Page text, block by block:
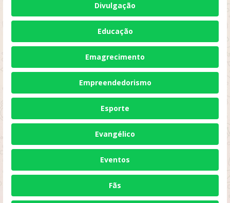
Divulgação
Educação
Emagrecimento
Empreendedorismo
Esporte
Evangélico
Eventos
Fãs